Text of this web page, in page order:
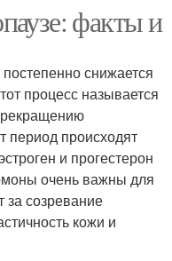
факты и
снижается
процесс называется
период происходят
и прогестерон
очень важны для
за созревание
кожи и